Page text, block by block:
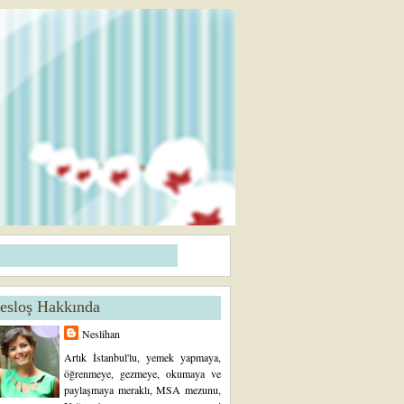
Hakkında
Neslihan
Artık İstanbul'lu, yemek yapmaya,
öğrenmeye, gezmeye, okumaya ve
paylaşmaya meraklı, MSA mezunu,